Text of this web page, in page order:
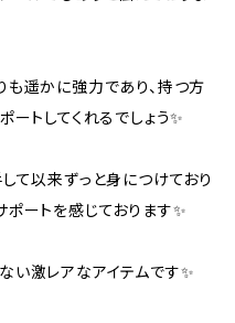
遥かに強力であり、持つ方
ートしてくれるでしょう✨
て以来ずっと身につけており
ートを感じております✨
い激レアなアイテムです✨